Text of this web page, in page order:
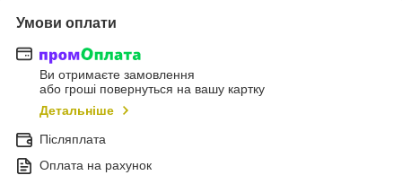
Умови оплати
Ви отримаєте замовлення
або гроші повернуться на вашу картку
Детальніше
Післяплата
Оплата на рахунок